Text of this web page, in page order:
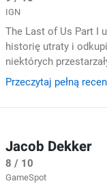
IGN
The Last of Us Part I
historię utraty i
niektórych
Przeczytaj pełną
Jacob Dekker
8 / 10
GameSpot